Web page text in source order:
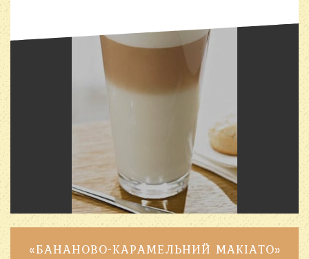
«БАНАНОВО-КАРАМЕЛЬНИЙ МАКІАТО»